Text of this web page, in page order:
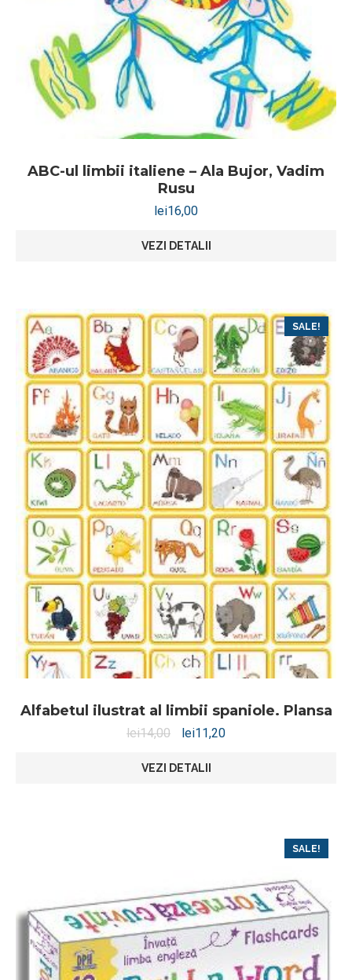
ABC-ul limbii italiene – Ala Bujor, Vadim
Rusu
lei16,00
VEZI DETALII
SALE!
Alfabetul ilustrat al limbii spaniole. Plansa
lei14,00 lei11,20
VEZI DETALII
SALE!